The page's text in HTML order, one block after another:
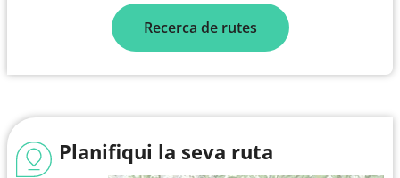
Recerca de rutes
Planifiqui la seva ruta